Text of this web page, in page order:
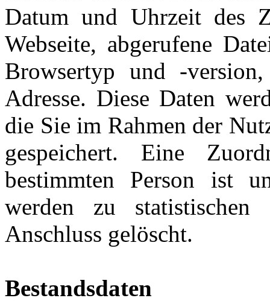
Datum und Uhrzeit des
Webseite, abgerufene
Browsertyp und -
Adresse. Diese Daten
die Sie im Rahmen der
gespeichert. Eine
bestimmten Person ist
werden zu
Anschluss gelöscht.
Bestandsdaten